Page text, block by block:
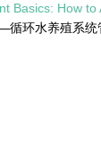
Basics: How to
循环水养殖系